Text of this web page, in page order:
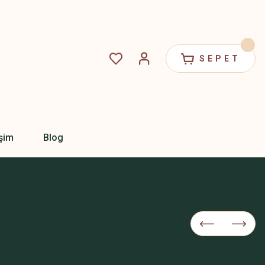
SEPET
Blog